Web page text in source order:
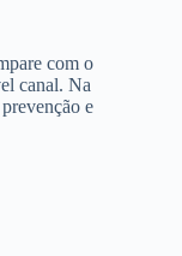
com o
canal. Na
e